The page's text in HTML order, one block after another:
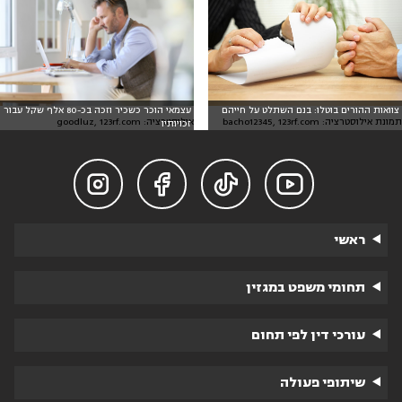
צוואות ההורים בוטלו: בנם השתלט על חייהם
תמונת אילוסטרציה: bacho12345, 123rf.com
עצמאי הוכר כשכיר וזכה בכ-80 אלף שקל עבור
זכויותיו
אילוסטרציה: goodluz, 123rf.com




ראשי
תחומי משפט במגזין
עורכי דין לפי תחום
שיתופי פעולה